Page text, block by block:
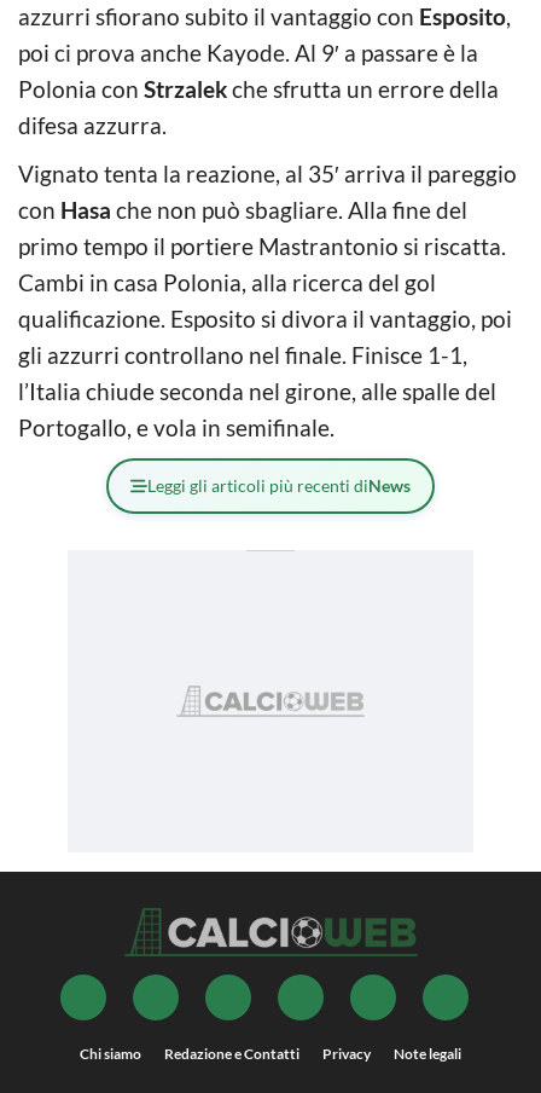
azzurri sfiorano subito il vantaggio con Esposito,
poi ci prova anche Kayode. Al 9′ a passare è la
Polonia con Strzalekche sfrutta un errore della
difesa azzurra.
Vignato tenta la reazione, al 35′ arriva il pareggio
con Hasa che non può sbagliare. Alla fine del
primo tempo il portiere Mastrantonio si riscatta.
Cambi in casa Polonia, alla ricerca del gol
qualificazione. Esposito si divora il vantaggio, poi
gli azzurri controllano nel finale. Finisce 1-1,
l’Italia chiude seconda nel girone, alle spalle del
Portogallo, e vola in semifinale.
Leggi gli articoli più recenti diNews
Chi siamo Redazione e Contatti Privacy Note legali